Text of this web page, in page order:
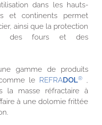
dans les hauts-
et continents permet
ainsi que la protection
des fours et des
gamme de produits
le REFRADOL®
,
la masse réfractaire à
à une dolomie frittée